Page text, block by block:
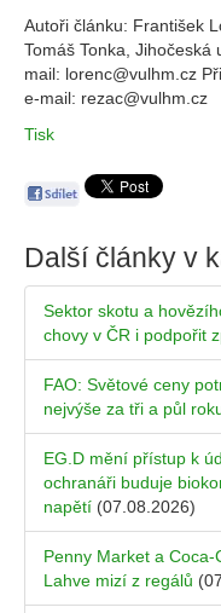
Autoři článku: František
Tomáš Tonka, Jihočeská
mail: lorenc@vulhm.cz
e-mail: rezac@vulhm.cz
Tisk
Další články v
Sektor skotu a
chovy v ČR i podpořit
FAO: Světové ceny
nejvýše za tři a půl
EG.D mění přístup k
ochranáři buduje
napětí (07.08.2026)
Penny Market a
Lahve mizí z regálů